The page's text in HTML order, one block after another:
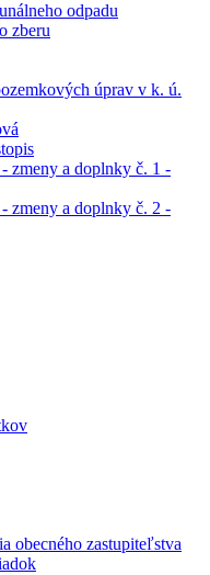
odpadu
zberu
úprav v k. ú.
zmeny a doplnky č. 1 -
zmeny a doplnky č. 2 -
obecného zastupiteľstva